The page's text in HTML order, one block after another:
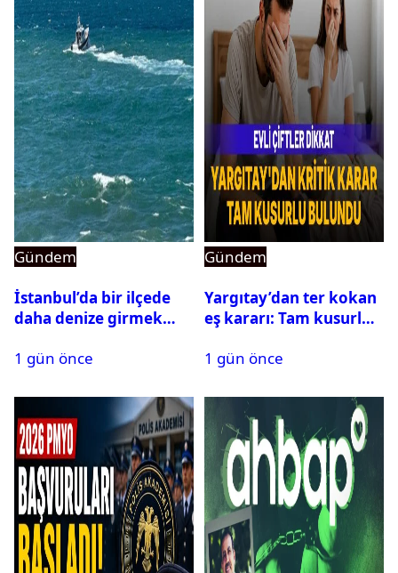
Gündem
İstanbul’da bir ilçede
daha denize girmek
1 gün önce
Gündem
Yargıtay’dan ter kokan
eş kararı: Tam kusurlu
1 gün önce